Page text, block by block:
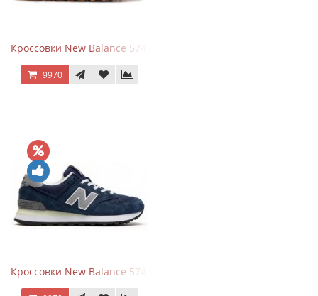
Кроссовки New Balance 574 Power Beige Pink
9970
Кроссовки New Balance 574 Classic Blue Grey